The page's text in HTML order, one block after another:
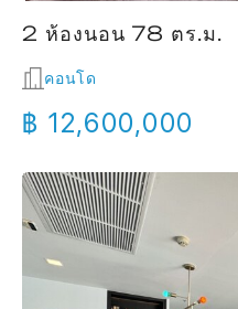
2 ห้องนอน 78 ตร.ม.
คอนโด
฿ 12,600,000